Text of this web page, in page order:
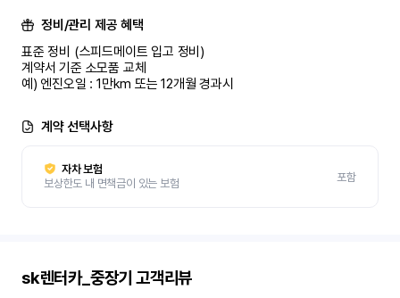
정비/관리 제공 혜택
표준 정비 (스피드메이트 입고 정비)
계약서 기준 소모품 교체
예) 엔진오일 : 1만km 또는 12개월 경과시
계약 선택사항
자차 보험
보상한도 내 면책금이 있는 보험
포함
sk렌터카_중장기 고객리뷰